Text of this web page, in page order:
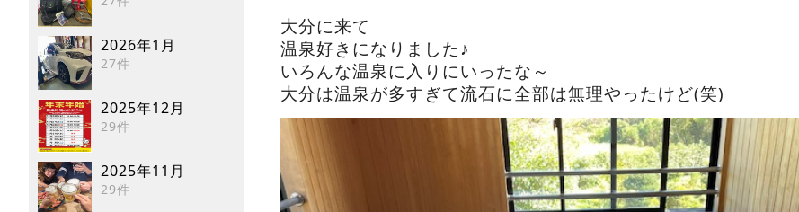
2026年1月
27件
2025年12月
29件
2025年11月
29件
大分に来て
温泉好きになりました♪
いろんな温泉に入りにいったな～
大分は温泉が多すぎて流石に全部は無理やったけど(笑)